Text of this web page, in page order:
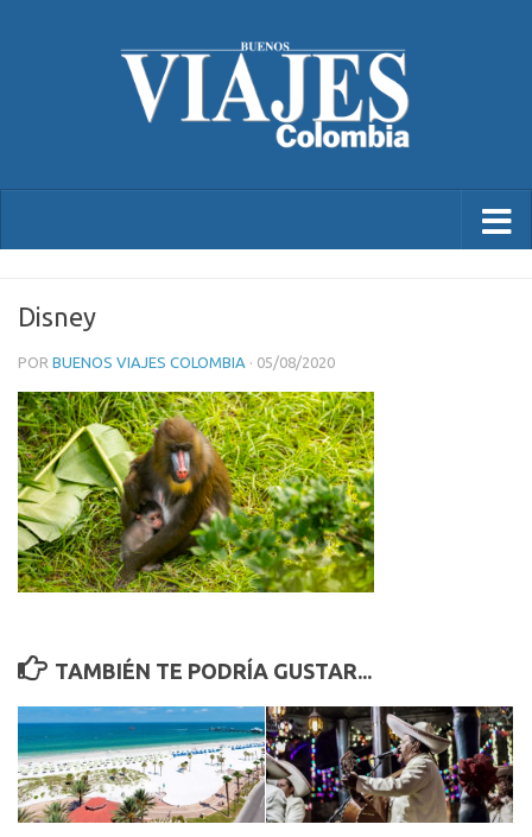
Disney
POR BUENOS VIAJES COLOMBIA · 05/08/2020
TAMBIÉN TE PODRÍA GUSTAR...